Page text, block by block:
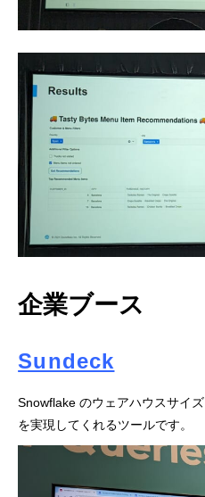
企業ブース
Sundeck
Snowflake のウェアハウスサイ
を実現してくれるツールです。